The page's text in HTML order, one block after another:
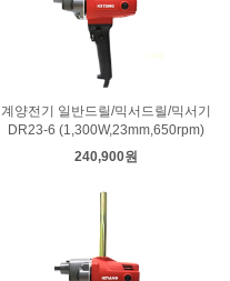
계양전기 일반드릴/믹서드릴/믹서기
DR23-6 (1,300W,23mm,650rpm)
240,900원